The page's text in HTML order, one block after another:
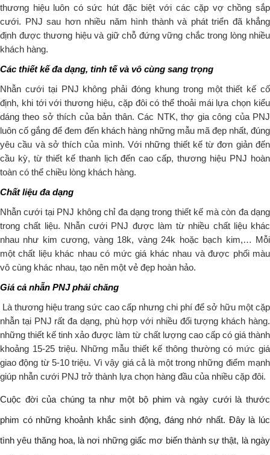
thương hiệu luôn có sức hút đặc biệt với các cặp vợ chồng sắp
cưới. PNJ sau hơn nhiều năm hình thành và phát triển đã khẳng
định được thương hiệu và giữ chỗ đứng vững chắc trong lòng nhiều
khách hàng.
Các thiết kế đa dạng, tinh tế và vô cùng sang trọng
Nhẫn cưới tại PNJ không phải đóng khung trong một thiết kế cố
định, khi tới với thương hiệu, cặp đôi có thể thoải mái lựa chọn kiểu
dáng theo sở thích của bản thân. Các NTK, thợ gia công của PNJ
luôn cố gắng để đem đến khách hàng những mẫu mã đẹp nhất, đúng
yêu cầu và sở thích của mình. Với những thiết kế từ đơn giản đến
cầu kỳ, từ thiết kế thanh lịch đến cao cấp, thương hiệu PNJ hoàn
toàn có thể chiều lòng khách hàng.
Chất liệu đa dạng
Nhẫn cưới tại PNJ không chỉ đa dạng trong thiết kế mà còn đa dạng
trong chất liệu. Nhẫn cưới PNJ được làm từ nhiều chất liệu khác
nhau như kim cương, vàng 18k, vàng 24k hoặc bạch kim,… Mỗi
một chất liệu khác nhau có mức giá khác nhau và được phối màu
vô cùng khác nhau, tạo nên một vẻ đẹp hoàn hảo.
Giá cả nhẫn PNJ phải chăng
Là thương hiệu trang sức cao cấp nhưng chi phí để sở hữu một cặp
nhẫn tại PNJ rất đa dạng, phù hợp với nhiều đối tượng khách hàng.
những thiết kế tinh xảo được làm từ chất lượng cao cấp có giá thành
khoảng 15-25 triệu. Những mẫu thiết kế thông thường có mức giá
giao động từ 5-10 triệu. Vì vậy giá cả là một trong những điểm mạnh
giúp nhẫn cưới PNJ trở thành lựa chọn hàng đầu của nhiều cặp đôi.
Cuộc đời của chúng ta như một bộ phim và ngày cưới là thước
phim có những khoảnh khắc sinh động, đáng nhớ nhất. Đây là lúc
tình yêu thăng hoa, là nơi những giấc mơ biến thành sự thật, là ngày